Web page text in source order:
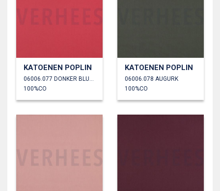
KATOENEN POPLIN
06006.077 DONKER BLUSH
100%CO
KATOENEN POPLIN
06006.078 AUGURK
100%CO